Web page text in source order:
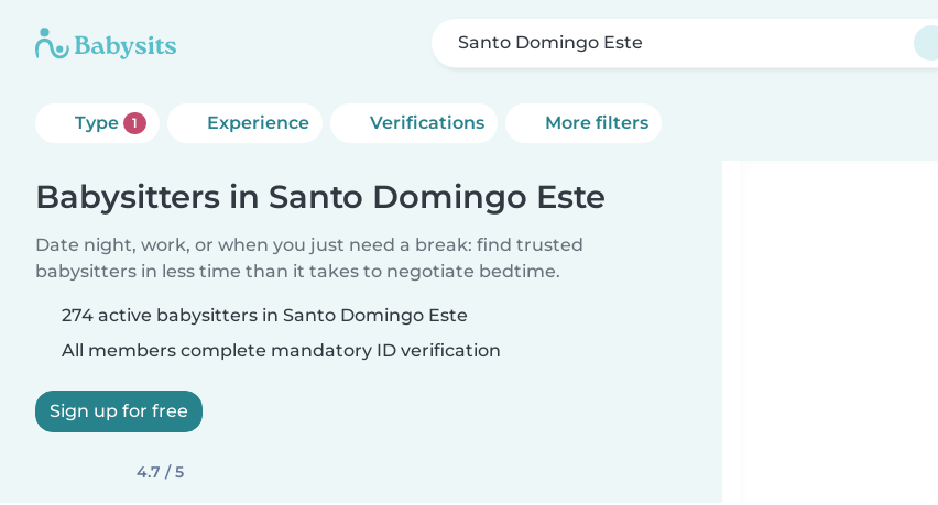
Santo Domingo Este
Type 1 Experience Verifications More filters
Babysitters in Santo Domingo Este
Date night, work, or when you just need a break: find trusted
babysitters in less time than it takes to negotiate bedtime.
274 active babysitters in Santo Domingo Este
All members complete mandatory ID verification
Sign up for free
4.7 / 5